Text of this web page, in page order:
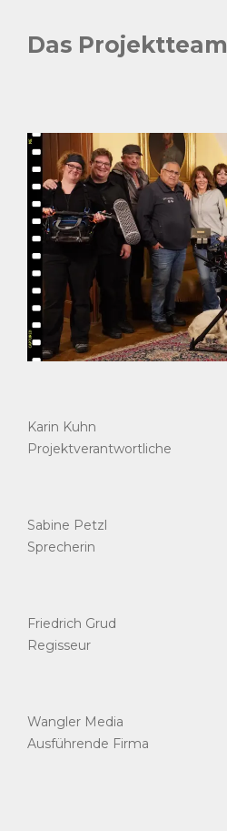
Das Projektteam
Karin Kuhn
Projektverantwortliche
Sabine Petzl
Sprecherin
Friedrich Grud
Regisseur
Wangler Media
Ausführende Firma